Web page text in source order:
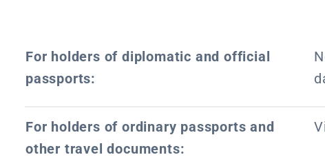
For holders of diplomatic and official
passports:
For holders of ordinary passports and
other travel documents: